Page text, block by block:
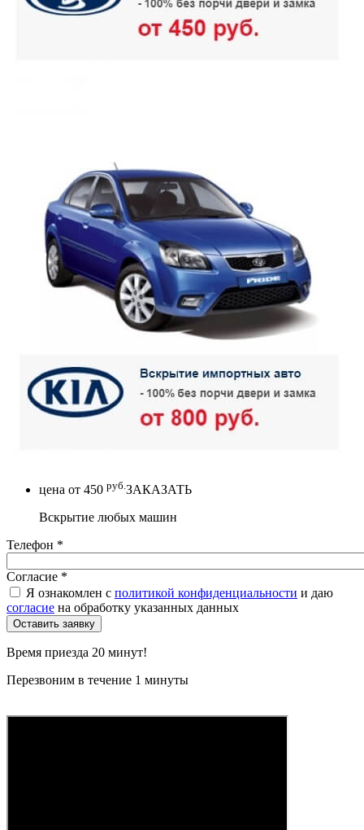
цена от 450 руб. ЗАКАЗАТЬ
Вскрытие любых машин
Телефон *
Согласие *
Я ознакомлен с политикой конфиденциальности и даю
согласие на обработку указанных данных
Время приезда 20 минут!
Перезвоним в течение 1 минуты